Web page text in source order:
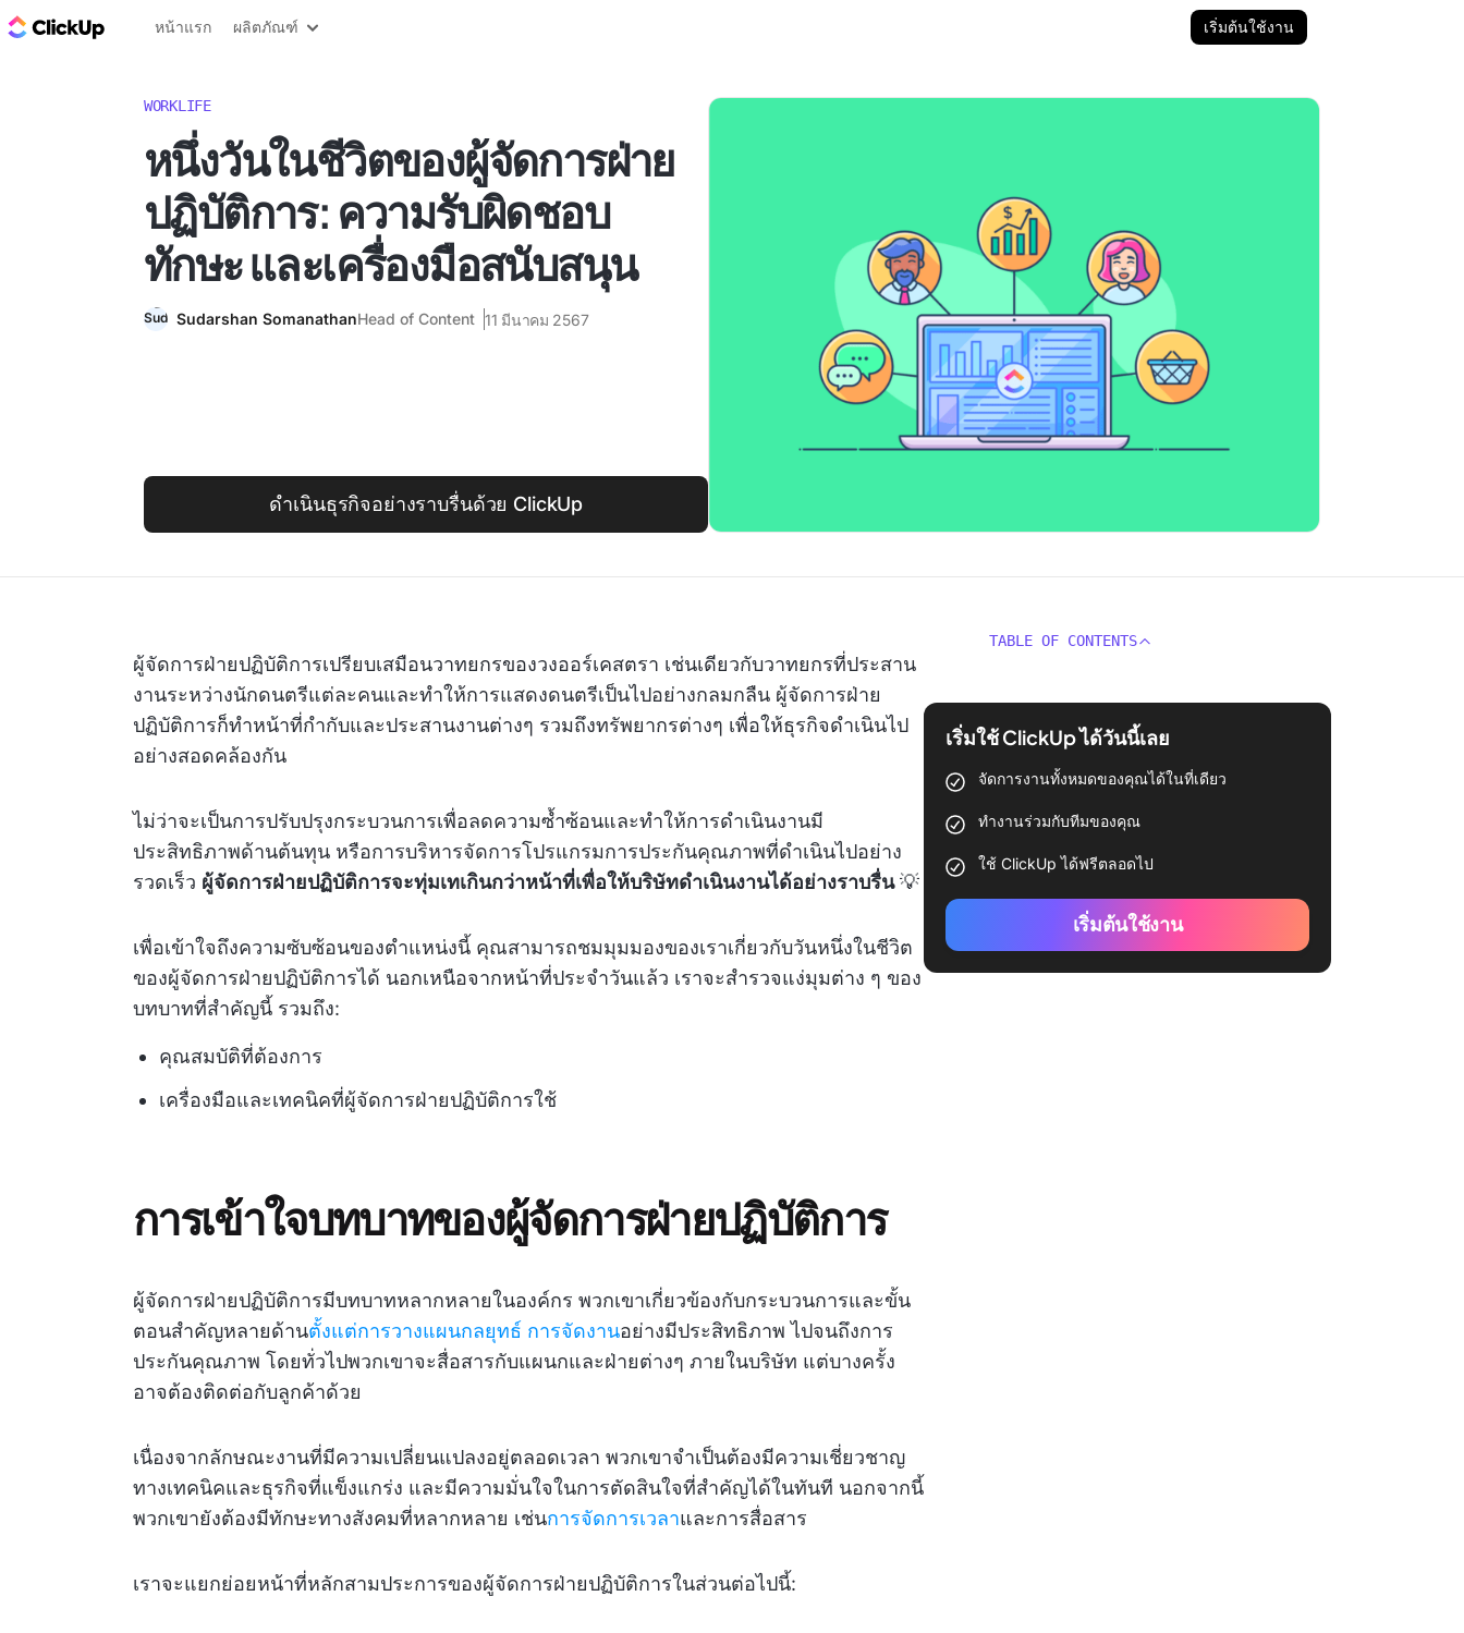
บล็อก ClickUp
หน้าแรก ผลิตภัณฑ์ เริ่มต้นใช้งาน
WORKLIFE
หนึ่งวันในชีวิตของผู้จัดการฝ่าย
ปฏิบัติการ: ความรับผิดชอบ
ทักษะ และเครื่องมือสนับสนุน
Sudarshan SomanathanHead of Content 11 มีนาคม 2567
ดำเนินธุรกิจอย่างราบรื่นด้วย ClickUp
ผู้จัดการฝ่ายปฏิบัติการเปรียบเสมือนวาทยกรของวงออร์เคสตรา เช่นเดียวกับวาทยกรที่ประสาน
งานระหว่างนักดนตรีแต่ละคนและทำให้การแสดงดนตรีเป็นไปอย่างกลมกลืน ผู้จัดการฝ่าย
ปฏิบัติการก็ทำหน้าที่กำกับและประสานงานต่างๆ รวมถึงทรัพยากรต่างๆ เพื่อให้ธุรกิจดำเนินไป
อย่างสอดคล้องกัน
ไม่ว่าจะเป็นการปรับปรุงกระบวนการเพื่อลดความซ้ำซ้อนและทำให้การดำเนินงานมี
ประสิทธิภาพด้านต้นทุน หรือการบริหารจัดการโปรแกรมการประกันคุณภาพที่ดำเนินไปอย่าง
รวดเร็ว ผู้จัดการฝ่ายปฏิบัติการจะทุ่มเทเกินกว่าหน้าที่เพื่อให้บริษัทดำเนินงานได้อย่างราบรื่น💡
เพื่อเข้าใจถึงความซับซ้อนของตำแหน่งนี้ คุณสามารถชมมุมมองของเราเกี่ยวกับวันหนึ่งในชีวิต
ของผู้จัดการฝ่ายปฏิบัติการได้ นอกเหนือจากหน้าที่ประจำวันแล้ว เราจะสำรวจแง่มุมต่าง ๆ ของ
บทบาทที่สำคัญนี้ รวมถึง:
คุณสมบัติที่ต้องการ
เครื่องมือและเทคนิคที่ผู้จัดการฝ่ายปฏิบัติการใช้
การเข้าใจบทบาทของผู้จัดการฝ่ายปฏิบัติการ
ผู้จัดการฝ่ายปฏิบัติการมีบทบาทหลากหลายในองค์กร พวกเขาเกี่ยวข้องกับกระบวนการและขั้น
ตอนสำคัญหลายด้านตั้งแต่การวางแผนกลยุทธ์ การจัดงานอย่างมีประสิทธิภาพ ไปจนถึงการ
ประกันคุณภาพ โดยทั่วไปพวกเขาจะสื่อสารกับแผนกและฝ่ายต่างๆ ภายในบริษัท แต่บางครั้ง
อาจต้องติดต่อกับลูกค้าด้วย
เนื่องจากลักษณะงานที่มีความเปลี่ยนแปลงอยู่ตลอดเวลา พวกเขาจำเป็นต้องมีความเชี่ยวชาญ
ทางเทคนิคและธุรกิจที่แข็งแกร่ง และมีความมั่นใจในการตัดสินใจที่สำคัญได้ในทันที นอกจากนี้
พวกเขายังต้องมีทักษะทางสังคมที่หลากหลาย เช่นการจัดการเวลาและการสื่อสาร
เราจะแยกย่อยหน้าที่หลักสามประการของผู้จัดการฝ่ายปฏิบัติการในส่วนต่อไปนี้:
TABLE OF CONTENTS
เริ่มใช้ ClickUp ได้วันนี้เลย
จัดการงานทั้งหมดของคุณได้ในที่เดียว
ทำงานร่วมกับทีมของคุณ
ใช้ ClickUp ได้ฟรีตลอดไป
เริ่มต้นใช้งาน